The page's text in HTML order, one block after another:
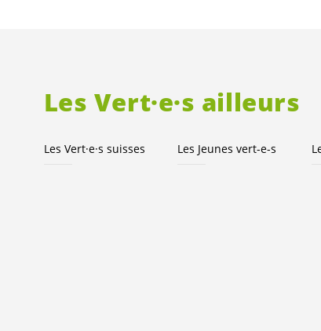
Les Vert·e·s ailleurs
Les Vert·e·s suisses Les Jeunesvert-e-s